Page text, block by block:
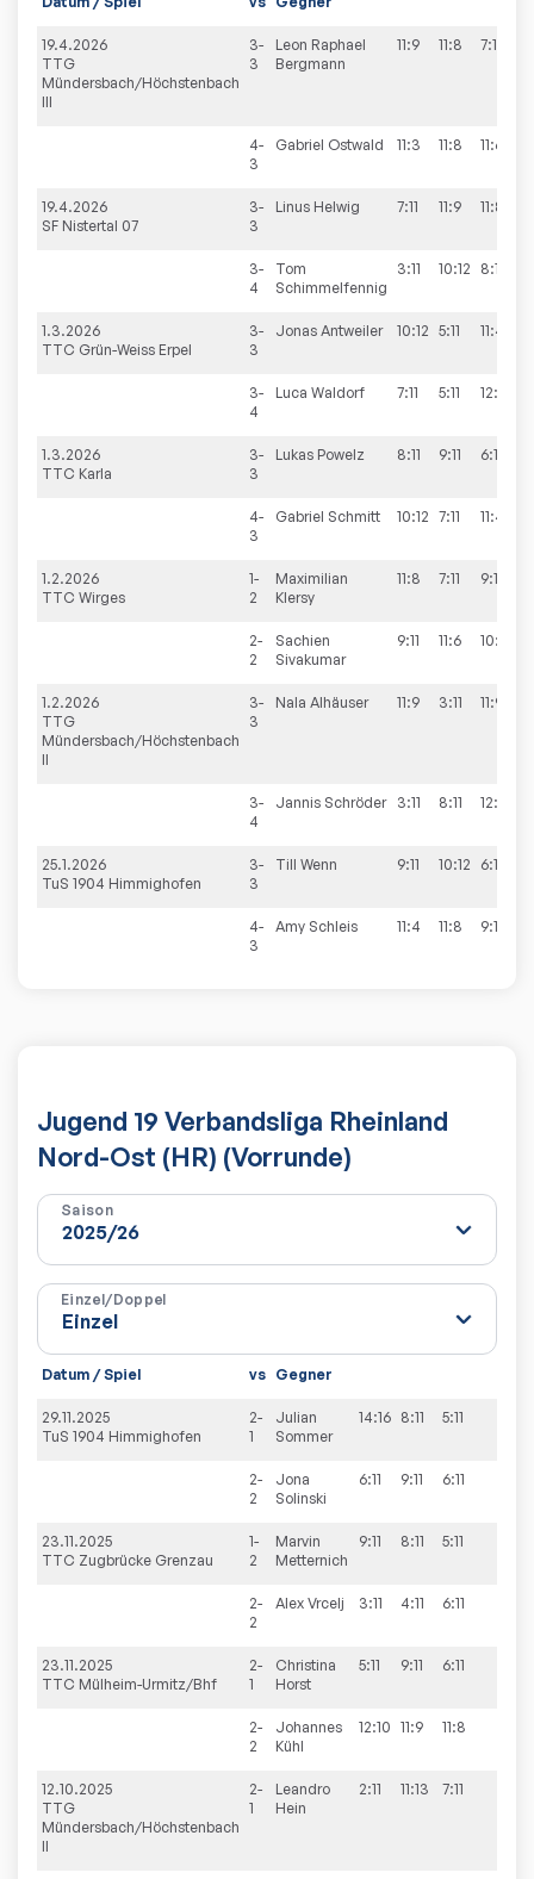
19.4.2026
TTG
Mündersbach/Höchstenbach
III
3-
3
Leon Raphael
Bergmann
11:9 11:8 7:11
4-
3
Gabriel Ostwald 11:3 11:8 11:6
19.4.2026
SF Nistertal 07
3-
3
Linus Helwig 7:11 11:9 11:8
3-
4
Tom
Schimmelfennig
3:11 10:12 8:11
1.3.2026
TTC Grün-Weiss Erpel
3-
3
Jonas Antweiler 10:12 5:11 11:4
3-
4
Luca Waldorf 7:11 5:11 12:10
1.3.2026
TTC Karla
3-
3
Lukas Powelz 8:11 9:11 6:11
4-
3
Gabriel Schmitt 10:12 7:11 11:4
1.2.2026
TTC Wirges
1-
2
Maximilian
Klersy
11:8 7:11 9:11
2-
2
Sachien
Sivakumar
9:11 11:6 10:12
1.2.2026
TTG
Mündersbach/Höchstenbach
II
3-
3
Nala Alhäuser 11:9 3:11 11:9
3-
4
Jannis Schröder 3:11 8:11 12:10
25.1.2026
TuS 1904 Himmighofen
3-
3
Till Wenn 9:11 10:12 6:11
4-
3
Amy Schleis 11:4 11:8 9:11
Jugend 19 Verbandsliga Rheinland
Nord-Ost (HR) (Vorrunde)
Saison
Einzel/Doppel
Datum / Spiel vs Gegner
29.11.2025
TuS 1904 Himmighofen
2-
1
Julian
Sommer
14:16 8:11 5:11
2-
2
Jona
Solinski
6:11 9:11 6:11
23.11.2025
TTC Zugbrücke Grenzau
1-
2
Marvin
Metternich
9:11 8:11 5:11
2-
2
Alex Vrcelj 3:11 4:11 6:11
23.11.2025
TTC Mülheim-Urmitz/Bhf
2-
1
Christina
Horst
5:11 9:11 6:11
2-
2
Johannes
Kühl
12:10 11:9 11:8
12.10.2025
TTG
Mündersbach/Höchstenbach
II
2-
1
Leandro
Hein
2:11 11:13 7:11